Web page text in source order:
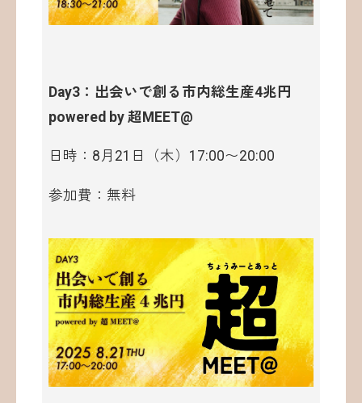
Day3：出会いで創る市内総生産4兆円
powered by 超MEET@
日時：8月21日（木）17:00〜20:00
参加費：無料